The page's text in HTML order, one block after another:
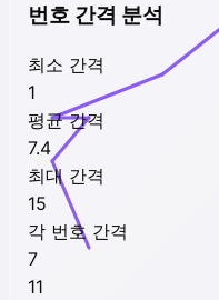
번호 간격 분석
최소 간격
1
평균 간격
7.4
최대 간격
15
각 번호 간격
7
11